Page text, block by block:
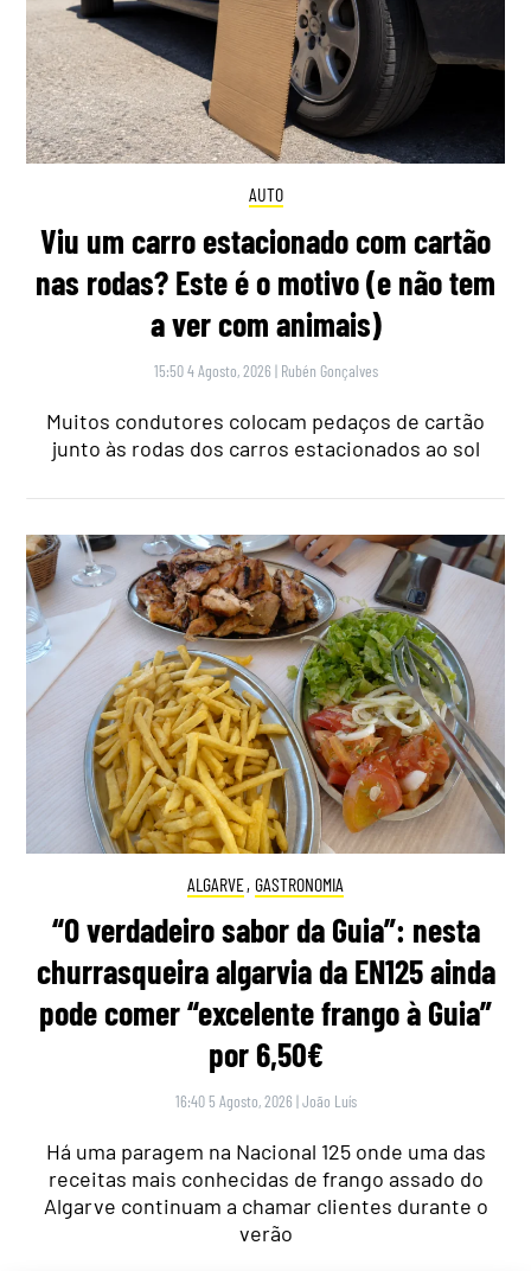
AUTO
Viu um carro estacionado com cartão
nas rodas? Este é o motivo (e não tem
a ver com animais)
15:50 4 Agosto, 2026 | Rubén Gonçalves
Muitos condutores colocam pedaços de cartão
junto às rodas dos carros estacionados ao sol
ALGARVE, GASTRONOMIA
“O verdadeiro sabor da Guia”: nesta
churrasqueira algarvia da EN125 ainda
pode comer “excelente frango à Guia”
por 6,50€
16:40 5 Agosto, 2026 |João Luís
Há uma paragem na Nacional 125 onde uma das
receitas mais conhecidas de frango assado do
Algarve continuam a chamar clientes durante o
verão